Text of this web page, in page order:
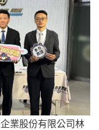
業股份有限公司林